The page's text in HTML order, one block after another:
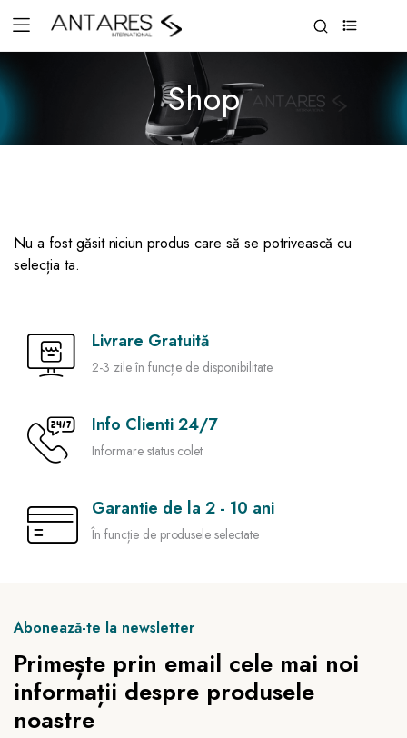
Shop
Nu a fost găsit niciun produs care să se potrivească cu
selecția ta.
Livrare Gratuită
2-3 zile în funcție de disponibilitate
Info Clienti 24/7
Informare status colet
Garantie de la 2 - 10 ani
În funcție de produsele selectate
Abonează-te la newsletter
Primește prin email cele mai noi
informații despre produsele
noastre